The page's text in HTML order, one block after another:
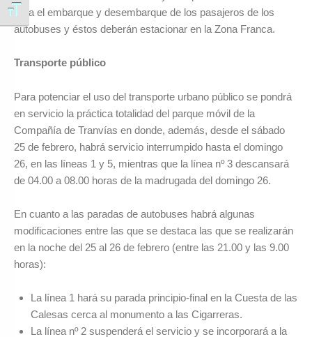
Alternar tamaño de letra
para el embarque y desembarque de los pasajeros de los
autobuses y éstos deberán estacionar en la Zona Franca.
Transporte público
Para potenciar el uso del transporte urbano público se pondrá
en servicio la práctica totalidad del parque móvil de la
Compañía de Tranvías en donde, además, desde el sábado
25 de febrero, habrá servicio interrumpido hasta el domingo
26, en las líneas 1 y 5, mientras que la línea nº 3 descansará
de 04.00 a 08.00 horas de la madrugada del domingo 26.
En cuanto a las paradas de autobuses habrá algunas
modificaciones entre las que se destaca las que se realizarán
en la noche del 25 al 26 de febrero (entre las 21.00 y las 9.00
horas):
La línea 1 hará su parada principio-final en la Cuesta de las
Calesas cerca al monumento a las Cigarreras.
La línea nº 2 suspenderá el servicio y se incorporará a la